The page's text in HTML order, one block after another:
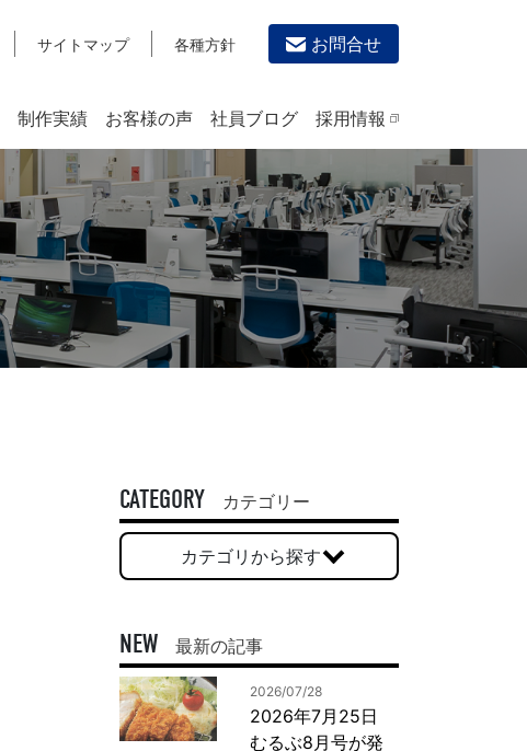
サイトマップ 各種方針 お問合せ
沿革
一般事業主行動計画
デザイン作成・印刷サービス
PRINTING
チラシ/フライヤーデザインの制作・印刷
カタログデザインの制作・印刷
冊子/パンフレットのデザイン制作・印刷
学校・会社案内パンフレット制作・印刷
一般印刷 （オンデマンド・オフセット）
ユニバーサル・コミュニケーション・デザイン
動画制作・映像撮影（ドローン撮影）
イラスト・キャラクター制作
ロゴデザイン・CI設計
制作実績 お客様の声 社員ブログ 採用情報
CATEGORY カテゴリー
カテゴリから探す
NEW 最新の記事
2026/07/28
2026年7月25日
むるぶ8月号が発